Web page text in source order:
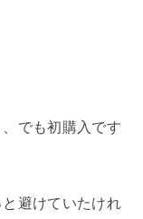
でも初購入です
避けていたけれ